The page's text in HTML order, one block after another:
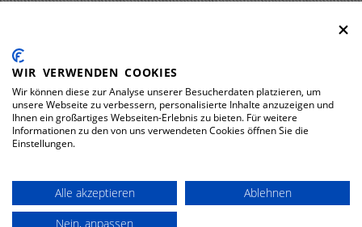
LEGAL
DOWNLOADS
© 2026 Spilag AG
WIR VERWENDEN COOKIES
Wir können diese zur Analyse unserer Besucherdaten platzieren, um
unsere Webseite zu verbessern, personalisierte Inhalte anzuzeigen und
Ihnen ein großartiges Webseiten-Erlebnis zu bieten. Für weitere
Informationen zu den von uns verwendeten Cookies öffnen Sie die
Einstellungen.
Alle akzeptieren
Ablehnen
Nein, anpassen